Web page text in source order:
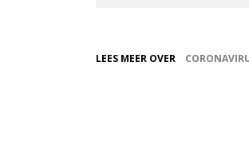
LEES MEER OVER